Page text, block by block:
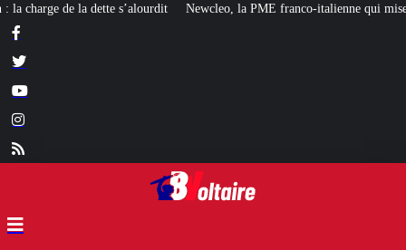
la PME franco-italienne qui mise sur l’avenir du « mini nucléaire »